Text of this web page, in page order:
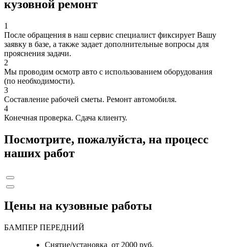
кузовной ремонт
1
После обращения в наш сервис специалист фиксирует Вашу
заявку в базе, а также задает дополнительные вопросы для
прояснения задачи.
2
Мы проводим осмотр авто с использованием оборудования
(по необходимости).
3
Составление рабочей сметы. Ремонт автомобиля.
4
Конечная проверка. Сдача клиенту.
Посмотрите, пожалуйста, на процесс
наших работ
Цены на кузовные работы
БАМПЕР ПЕРЕДНИЙ
Снятие/установка от 2000 руб.